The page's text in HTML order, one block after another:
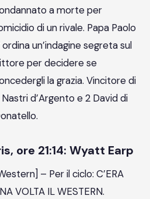
a morte per
di un rivale. Papa Paolo
ordina un’indagine segreta sul
per decidere se
la grazia. Vincitore di
d’Argento e 2 David di
ore 21:14: Wyatt Earp
– Per il ciclo: C’ERA
VOLTA IL WESTERN.